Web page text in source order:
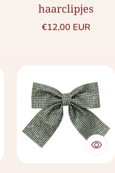
haarclipjes
Normale prijs
€12,00 EUR